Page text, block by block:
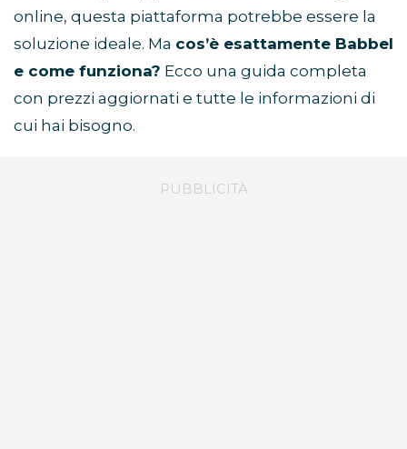
online, questa piattaforma potrebbe essere la
soluzione ideale. Ma cos’è esattamente Babbel
e come funziona? Ecco una guida completa
con prezzi aggiornati e tutte le informazioni di
cui hai bisogno.